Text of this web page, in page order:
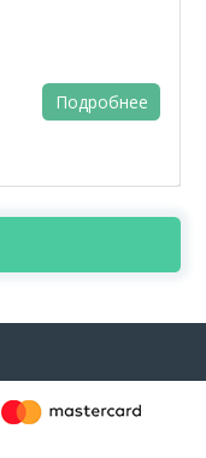
Подробнее